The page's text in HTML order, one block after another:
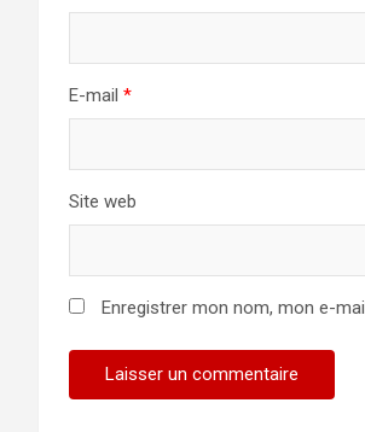
E-mail *
Site web
Enregistrer mon nom, mon e-